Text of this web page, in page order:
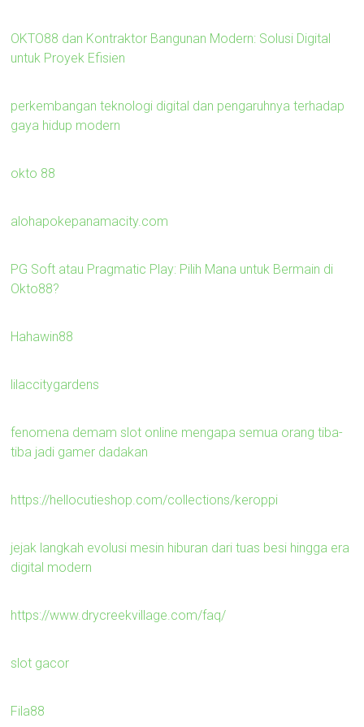
OKTO88 dan Kontraktor Bangunan Modern: Solusi Digital
untuk Proyek Efisien
perkembangan teknologi digital dan pengaruhnya terhadap
gaya hidup modern
okto 88
alohapokepanamacity.com
PG Soft atau Pragmatic Play: Pilih Mana untuk Bermain di
Okto88?
Hahawin88
lilaccitygardens
fenomena demam slot online mengapa semua orang tiba-
tiba jadi gamer dadakan
https://hellocutieshop.com/collections/keroppi
jejak langkah evolusi mesin hiburan dari tuas besi hingga era
digital modern
https://www.drycreekvillage.com/faq/
slot gacor
Fila88